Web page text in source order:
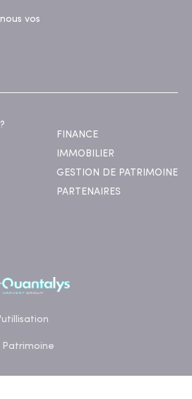
vos
FINANCE
IMMOBILIER
GESTION DE PATRIMOINE
PARTENAIRES